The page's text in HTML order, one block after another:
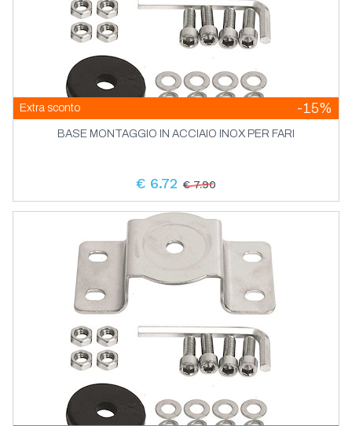
Extra sconto -15%
BASE MONTAGGIO IN ACCIAIO INOX PER FARI
€ 6.72 € 7.90